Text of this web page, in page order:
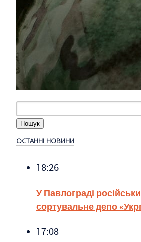
ОСТАННІ НОВИНИ
18:26
У Павлограді
сортувальне депо
17:08